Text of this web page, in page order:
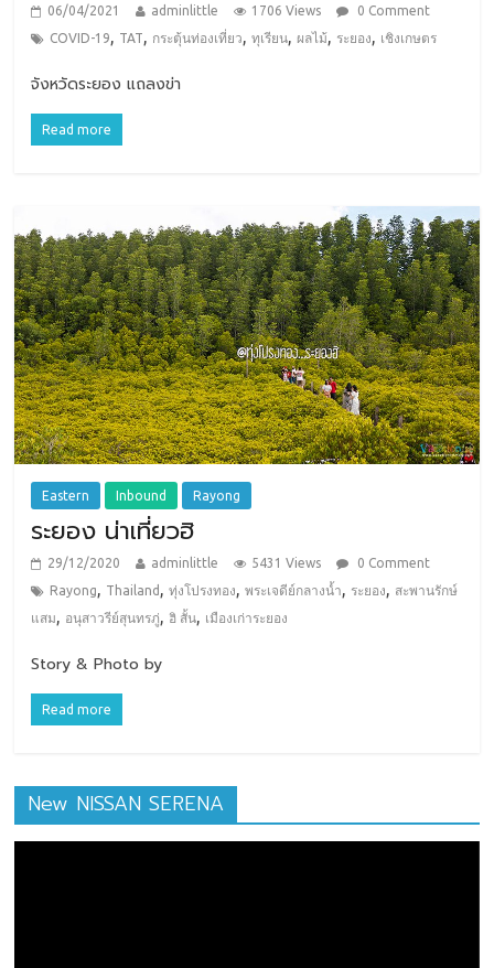
06/04/2021 adminlittle 1706 Views
0 Comment
COVID-19
TAT กระตุ้นท่องเที่ยว ,ทุเรียน ,ผลไม้ ระยอง เชิงเกษตร
จังหวัดระยอง แถลงข่า
Read more
Eastern Inbound Rayong
ระยอง น่าเที่ยวฮิ
29/12/2020 adminlittle 5431 Views
0 Comment
Rayong, Thailand ,ทุ่งโปรงทอง,พระเจดีย์กลางน้ำ, ระยอง, สะพานรักษ์
แสม, อนุสาวรีย์สุนทรภู่,ฮิ สั้น, เมืองเก่าระยอง
Story & Photo by
Read more
New NISSAN SERENA